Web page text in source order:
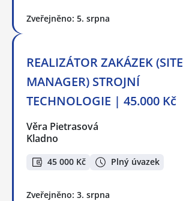
Zveřejněno: 5. srpna
REALIZÁTOR ZAKÁZEK (SITE
MANAGER) STROJNÍ
TECHNOLOGIE | 45.000 Kč
Věra Pietrasová
Kladno
45 000 Kč Plný úvazek
Zveřejněno: 3. srpna